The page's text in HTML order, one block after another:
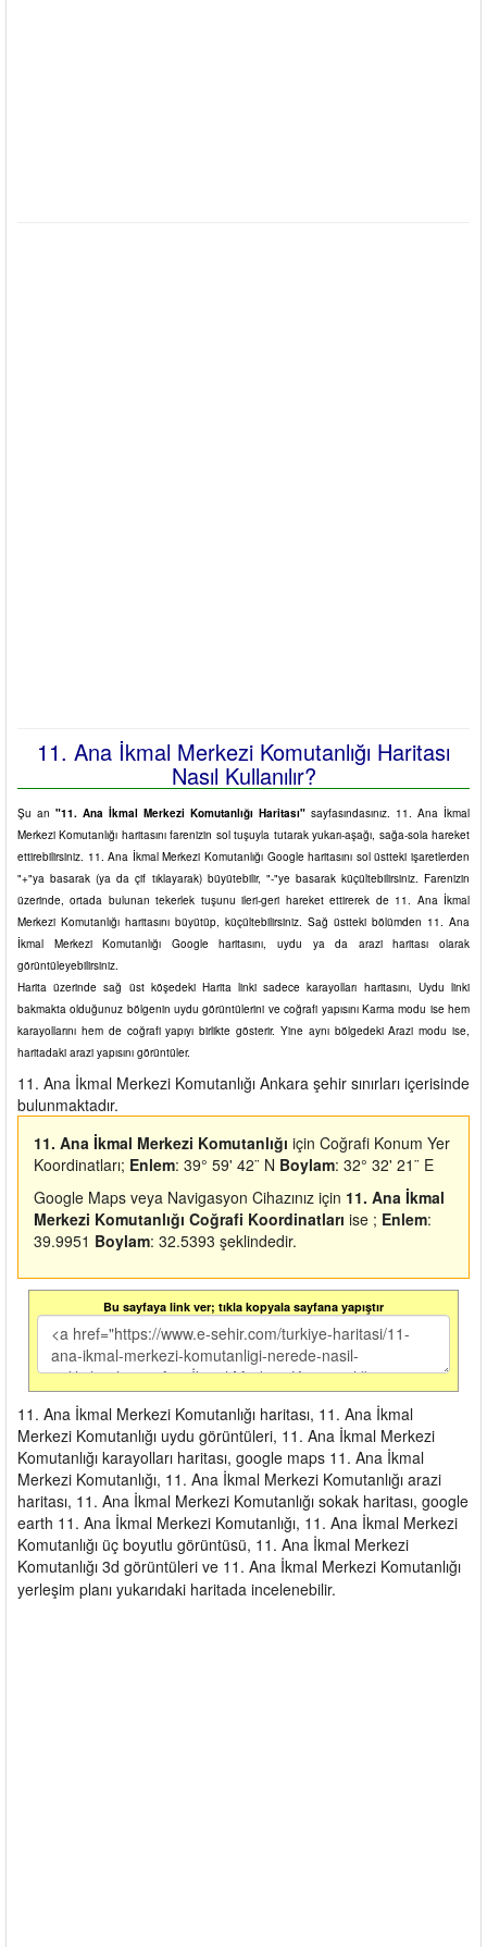
11. Ana İkmal Merkezi Komutanlığı Haritası
Nasıl Kullanılır?
Şu an "11. Ana İkmal Merkezi Komutanlığı Haritası" sayfasındasınız. 11. Ana İkmal
Merkezi Komutanlığı haritasını farenizin sol tuşuyla tutarak yukarı-aşağı, sağa-sola hareket
ettirebilirsiniz. 11. Ana İkmal Merkezi Komutanlığı Google haritasını sol üstteki işaretlerden
"+"ya basarak (ya da çif tıklayarak) büyütebilir, "-"ye basarak küçültebilirsiniz. Farenizin
üzerinde, ortada bulunan tekerlek tuşunu ileri-geri hareket ettirerek de 11. Ana İkmal
Merkezi Komutanlığı haritasını büyütüp, küçültebilirsiniz. Sağ üstteki bölümden 11. Ana
İkmal Merkezi Komutanlığı Google haritasını, uydu ya da arazi haritası olarak
görüntüleyebilirsiniz.
Harita üzerinde sağ üst köşedeki Harita linki sadece karayolları haritasını, Uydu linki
bakmakta olduğunuz bölgenin uydu görüntülerini ve coğrafi yapısını Karma modu ise hem
karayollarını hem de coğrafi yapıyı birlikte gösterir. Yine aynı bölgedeki Arazi modu ise,
haritadaki arazi yapısını görüntüler.
11. Ana İkmal Merkezi Komutanlığı Ankara şehir sınırları içerisinde
bulunmaktadır.
11. Ana İkmal Merkezi Komutanlığı için Coğrafi Konum Yer
Koordinatları; Enlem: 39° 59' 42¨ N Boylam: 32° 32' 21¨ E
Google Maps veya Navigasyon Cihazınız için 11. Ana İkmal
Merkezi Komutanlığı Coğrafi Koordinatları ise ; Enlem:
39.9951 Boylam: 32.5393 şeklindedir.
Bu sayfaya link ver; tıkla kopyala sayfana yapıştır
11. Ana İkmal Merkezi Komutanlığı haritası, 11. Ana İkmal
Merkezi Komutanlığı uydu görüntüleri, 11. Ana İkmal Merkezi
Komutanlığı karayolları haritası, google maps 11. Ana İkmal
Merkezi Komutanlığı, 11. Ana İkmal Merkezi Komutanlığı arazi
haritası, 11. Ana İkmal Merkezi Komutanlığı sokak haritası, google
earth 11. Ana İkmal Merkezi Komutanlığı, 11. Ana İkmal Merkezi
Komutanlığı üç boyutlu görüntüsü, 11. Ana İkmal Merkezi
Komutanlığı 3d görüntüleri ve 11. Ana İkmal Merkezi Komutanlığı
yerleşim planı yukarıdaki haritada incelenebilir.